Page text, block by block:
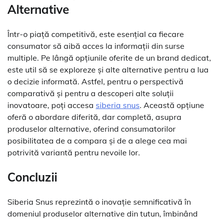
Alternative
Într-o piață competitivă, este esențial ca fiecare
consumator să aibă acces la informații din surse
multiple. Pe lângă opțiunile oferite de un brand dedicat,
este util să se exploreze și alte alternative pentru a lua
o decizie informată. Astfel, pentru o perspectivă
comparativă și pentru a descoperi alte soluții
inovatoare, poți accesa siberia snus. Această opțiune
oferă o abordare diferită, dar completă, asupra
produselor alternative, oferind consumatorilor
posibilitatea de a compara și de a alege cea mai
potrivită variantă pentru nevoile lor.
Concluzii
Siberia Snus reprezintă o inovație semnificativă în
domeniul produselor alternative din tutun, îmbinând